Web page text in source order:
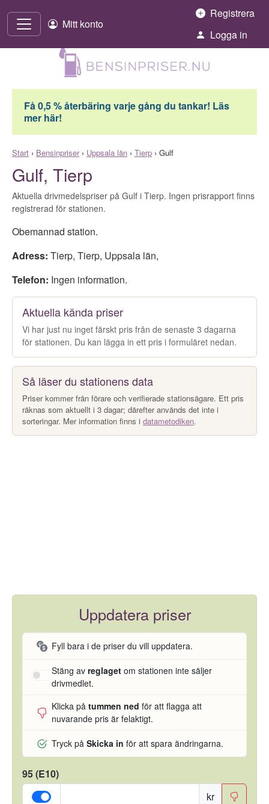
Mitt konto
Registrera
Logga in
Få 0,5 % återbäring varje gång du tankar! Läs
mer här!
Start › Bensinpriser› Uppsala län › Tierp › Gulf
Gulf, Tierp
Aktuella drivmedelspriser på Gulf i Tierp. Ingen prisrapport finns
registrerad för stationen.
Obemannad station.
Adress: Tierp, Tierp, Uppsala län,
Telefon: Ingen information.
Aktuella kända priser
Vi har just nu inget färskt pris från de senaste 3 dagarna
för stationen. Du kan lägga in ett pris i formuläret nedan.
Så läser du stationens data
Priser kommer från förare och verifierade stationsägare. Ett pris
räknas som aktuellt i 3 dagar; därefter används det inte i
sorteringar. Mer information finns i datametodiken.
Uppdatera priser
Fyll bara i de priser du vill uppdatera.
Stäng av reglaget om stationen inte säljer
drivmedlet.
Klicka på tummen ned för att flagga att
nuvarande pris är felaktigt.
Tryck på Skicka in för att spara ändringarna.
95 (E10)
kr